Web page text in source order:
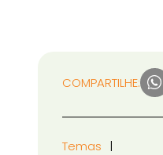
COMPARTILHE:
Temas